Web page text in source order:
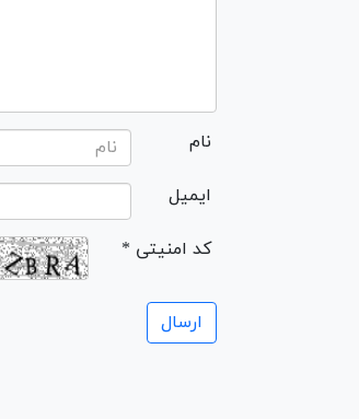
نام
ایمیل
* کد امنیتی